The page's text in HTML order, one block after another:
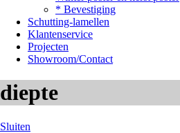
* Bevestiging
Schutting-lamellen
Klantenservice
Projecten
Showroom/Contact
diepte
Sluiten